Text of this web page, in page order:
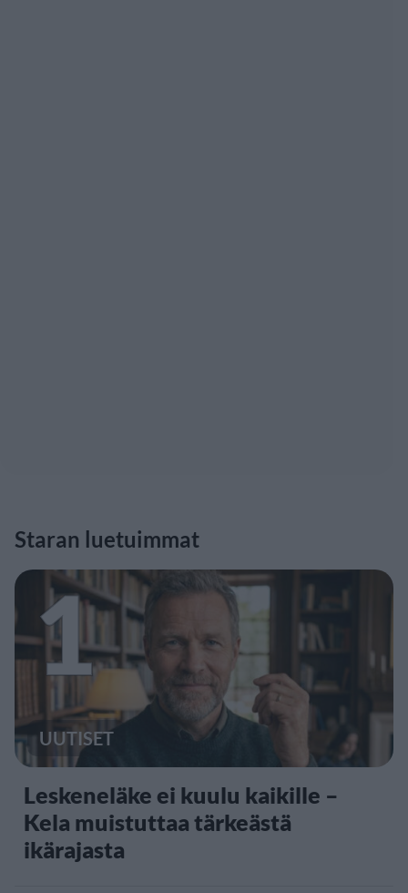
Staran luetuimmat
1
UUTISET
Leskeneläke ei kuulu kaikille –
Kela muistuttaa tärkeästä
ikärajasta